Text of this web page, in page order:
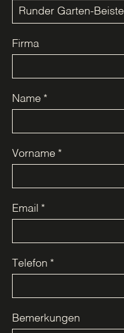
Firma
Name *
Vorname *
Email *
Telefon *
Bemerkungen